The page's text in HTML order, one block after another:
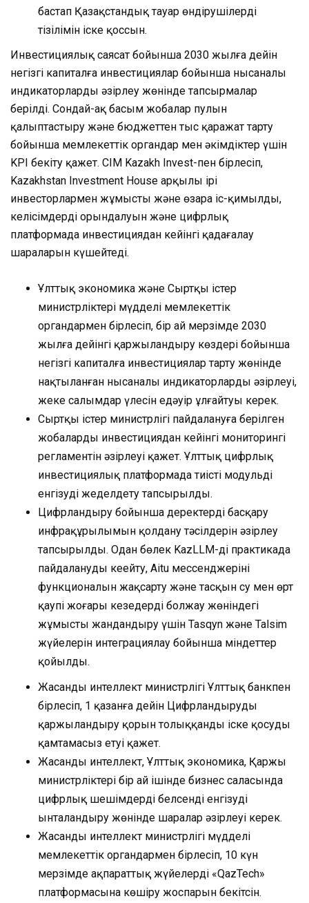
бастап Қазақстандық тауар өндірушілердің
тізілімін іске қоссын.
Инвестициялық саясат бойынша 2030 жылға дейін
негізгі капиталға инвестициялар бойынша нысаналы
индикаторларды әзірлеу жөнінде тапсырмалар
берілді. Сондай-ақ басым жобалар пулын
қалыптастыру және бюджеттен тыс қаражат тарту
бойынша мемлекеттік органдар мен әкімдіктер үшін
KPI бекіту қажет. СІМ Kazakh Invest-пен бірлесіп,
Kazakhstan Investment House арқылы ірі
инвесторлармен жұмысты және өзара іс-қимылды,
келісімдердің орындалуын және цифрлық
платформада инвестициядан кейінгі қадағалау
шараларын күшейтеді.
Ұлттық экономика және Сыртқы істер
министрліктері мүдделі мемлекеттік
органдармен бірлесіп, бір ай мерзімде 2030
жылға дейінгі қаржыландыру көздері бойынша
негізгі капиталға инвестициялар тарту жөнінде
нақтыланған нысаналы индикаторларды әзірлеуі,
жеке салымдар үлесін едәуір ұлғайтуы керек.
Сыртқы істер министрлігі пайдалануға берілген
жобалардың инвестициядан кейінгі мониторингі
регламентін әзірлеуі қажет. Ұлттық цифрлық
инвестициялық платформада тиісті модульді
енгізуді жеделдету тапсырылды.
Цифрландыру бойынша деректерді басқару
инфрақұрылымын қолдану тәсілдерін әзірлеу
тапсырылды. Одан бөлек KazLLM-ді практикада
пайдалануды кеңейту, Aitu мессенджерінің
функционалын жақсарту және тасқын су мен өрт
қаупі жоғары кезеңдерді болжау жөніндегі
жұмысты жандандыру үшін Tasqyn және Talsim
жүйелерін интеграциялау бойынша міндеттер
қойылды.
Жасанды интеллект министрлігі Ұлттық банкпен
бірлесіп, 1 қазанға дейін Цифрландыруды
қаржыландыру қорын толыққанды іске қосуды
қамтамасыз етуі қажет.
Жасанды интеллект, Ұлттық экономика, Қаржы
министрліктері бір ай ішінде бизнес саласында
цифрлық шешімдерді белсенді енгізуді
ынталандыру жөнінде шаралар әзірлеуі керек.
Жасанды интеллект министрлігі мүдделі
мемлекеттік органдармен бірлесіп, 10 күн
мерзімде ақпараттық жүйелерді «QazTech»
платформасына көшіру жоспарын бекітсін.